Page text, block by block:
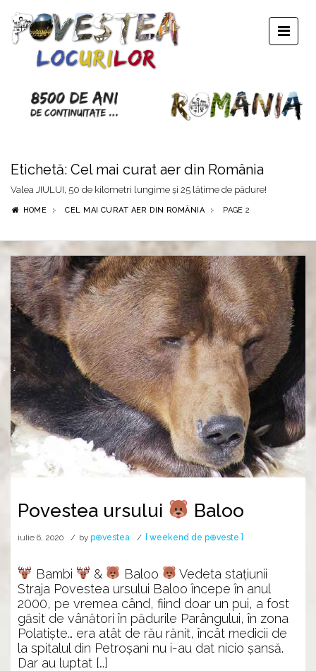
Etichetă: Cel mai curat aer din România
Valea JIULUI, 50 de kilometri lungime şi 25 lăţime de pădure!
HOME CEL MAI CURAT AER DIN ROMÂNIA PAGE 2
Povestea ursului Baloo
iulie 6, 2020 by p⊕vestea [ weekend de p⊕veste ]
Bambi & Baloo
Vedeta staţiunii
Straja Povestea ursului Baloo începe în anul
2000, pe vremea când, fiind doar un pui, a fost
găsit de vânători în pădurile Parângului, în zona
Polatişte… era atât de rău rănit, încât medicii de
la spitalul din Petroșani nu i-au dat nicio șansă.
Dar au luptat […]